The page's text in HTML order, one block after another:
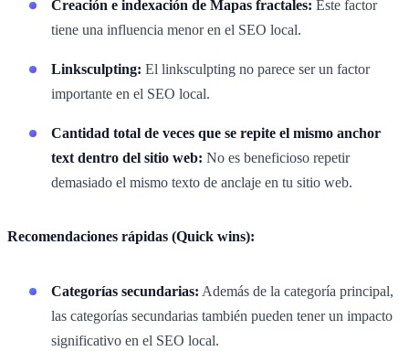
Creación e indexación de Mapas fractales: Este factor
tiene una influencia menor en el SEO local.
Linksculpting: El linksculpting no parece ser un factor
importante en el SEO local.
Cantidad total de veces que se repite el mismo anchor
text dentro del sitio web: No es beneficioso repetir
demasiado el mismo texto de anclaje en tu sitio web.
Recomendaciones rápidas (Quick wins):
Categorías secundarias: Además de la categoría principal,
las categorías secundarias también pueden tener un impacto
significativo en el SEO local.